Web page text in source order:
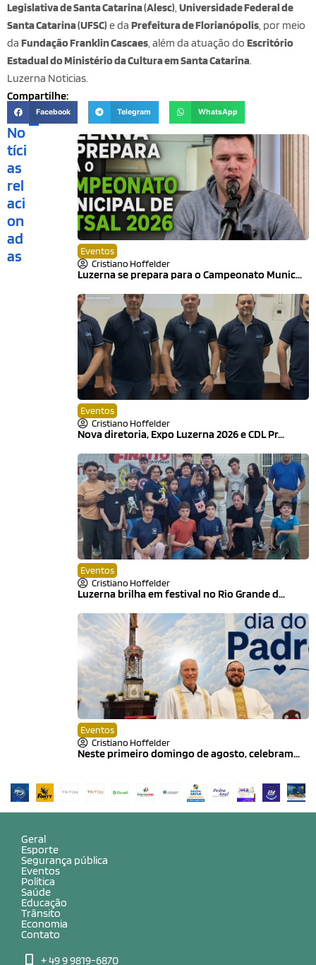
Legislativa de Santa Catarina (Alesc), Universidade Federal de
Santa Catarina (UFSC) e da Prefeitura de Florianópolis, por meio
da Fundação Franklin Cascaes, além da atuação do Escritório
Estadual do Ministério da Cultura em Santa Catarina.
Luzerna Noticias.
Compartilhe:
Facebook Telegram WhatsApp
No
tíci
as
rel
aci
on
ad
as
Eventos
Cristiano Hoffelder
Luzerna se prepara para o Campeonato Munic...
Eventos
Cristiano Hoffelder
Nova diretoria, Expo Luzerna 2026 e CDL Pr...
Eventos
Cristiano Hoffelder
Luzerna brilha em festival no Rio Grande d...
Eventos
Cristiano Hoffelder
Neste primeiro domingo de agosto, celebram...
Geral
Esporte
Segurança pública
Eventos
Política
Saúde
Educação
Trânsito
Economia
Contato
+ 49 9 9819-6870